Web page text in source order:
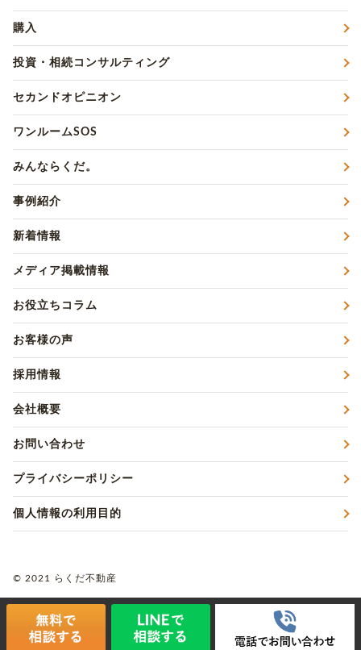
購入
投資・相続コンサルティング
セカンドオピニオン
ワンルームSOS
みんならくだ。
事例紹介
新着情報
メディア掲載情報
お役立ちコラム
お客様の声
採用情報
会社概要
お問い合わせ
プライバシーポリシー
個人情報の利用目的
© 2021 らくだ不動産